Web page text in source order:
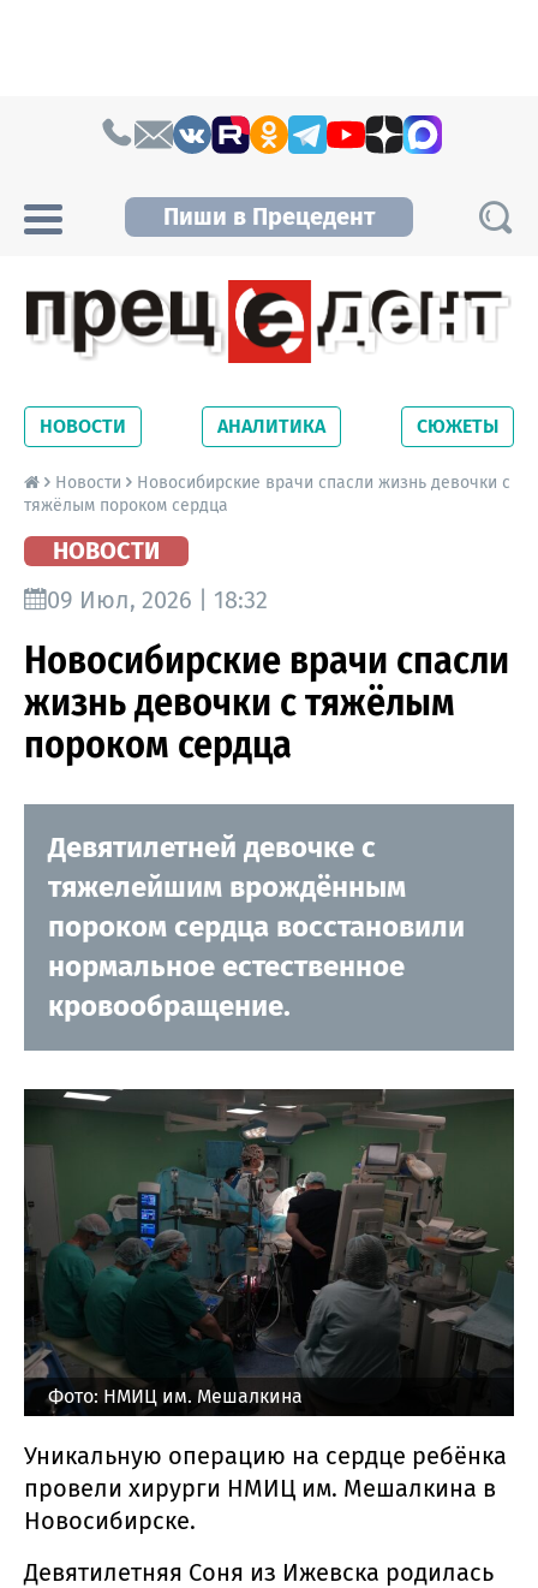
Пиши в Прецедент
Новосибирской области. Читайте свежие
новости на сайте сетевого издания
Precedent.
НОВОСТИ АНАЛИТИКА СЮЖЕТЫ
Новости
Новосибирские врачи спасли жизнь девочки с
тяжёлым пороком сердца
НОВОСТИ
09 Июл, 2026 | 18:32
Новосибирские врачи спасли
жизнь девочки с тяжёлым
пороком сердца
Девятилетней девочке с
тяжелейшим врождённым
пороком сердца восстановили
нормальное естественное
кровообращение.
Фото: НМИЦ им. Мешалкина
Уникальную операцию на сердце ребёнка
провели хирурги НМИЦ им. Мешалкина в
Новосибирске.
Девятилетняя Соня из Ижевска родилась